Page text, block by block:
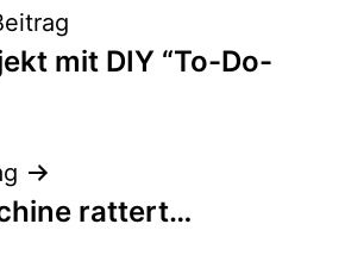
mit DIY “To-Do-
rattert…